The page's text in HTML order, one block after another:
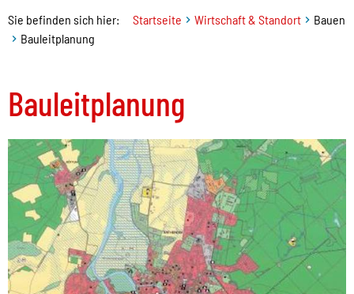
Sie befinden sich hier: Startseite Wirtschaft & Standort
Bauen
Bauleitplanung
Bauleitplanung